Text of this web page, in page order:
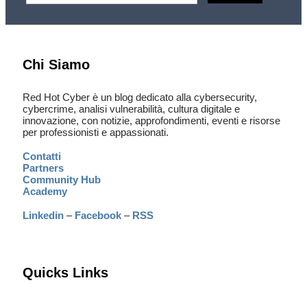
Chi Siamo
Red Hot Cyber è un blog dedicato alla cybersecurity,
cybercrime, analisi vulnerabilità, cultura digitale e
innovazione, con notizie, approfondimenti, eventi e risorse
per professionisti e appassionati.
Contatti
Partners
Community Hub
Academy
Linkedin – Facebook – RSS
Quicks Links